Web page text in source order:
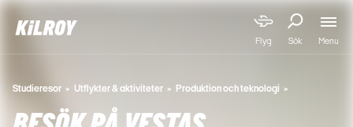
Flyg Sök Menu
Studieresor Utflykter & aktiviteter Produktion och teknologi